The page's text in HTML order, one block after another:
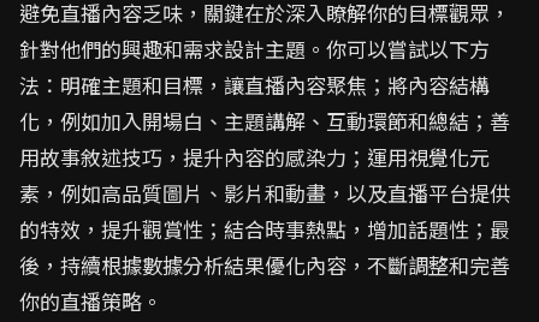
避免直播內容乏味，關鍵在於深入瞭解你的目標觀眾，
針對他們的興趣和需求設計主題。你可以嘗試以下方
法：明確主題和目標，讓直播內容聚焦；將內容結構
化，例如加入開場白、主題講解、互動環節和總結；善
用故事敘述技巧，提升內容的感染力；運用視覺化元
素，例如高品質圖片、影片和動畫，以及直播平台提供
的特效，提升觀賞性；結合時事熱點，增加話題性；最
後，持續根據數據分析結果優化內容，不斷調整和完善
你的直播策略。